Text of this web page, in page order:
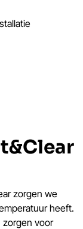
zorgen we
heeft.
zorgen voor